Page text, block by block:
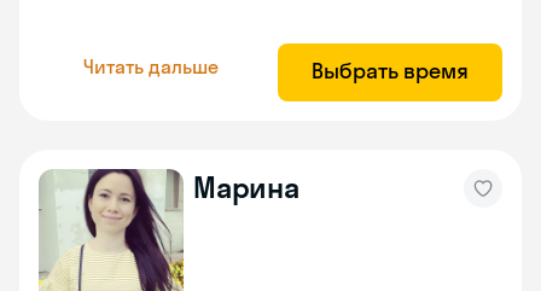
Читать дальше Выбрать время
Марина